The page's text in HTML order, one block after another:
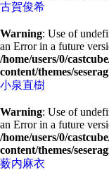
古賀俊希
Warning: Use of
an Error in a future
/home/users/0/
content/themes/
小泉直樹
Warning: Use of
an Error in a future
/home/users/0/
content/themes/
薮内麻衣